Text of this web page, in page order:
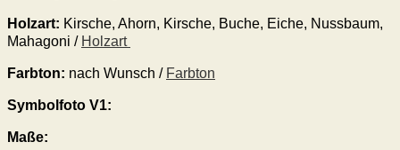
Holzart: Kirsche, Ahorn, Kirsche, Buche, Eiche, Nussbaum,
Mahagoni / Holzart
Farbton: nach Wunsch / Farbton
Symbolfoto V1:
Maße: